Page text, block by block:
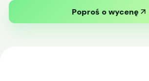
Poproś o wycenę